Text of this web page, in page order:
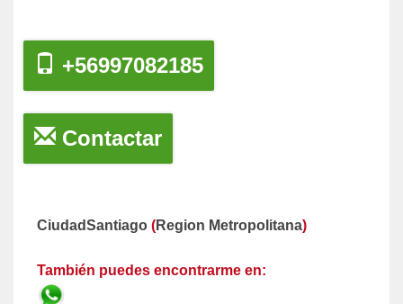
+56997082185
Contactar
CiudadSantiago (Region Metropolitana)
También puedes encontrarme en: